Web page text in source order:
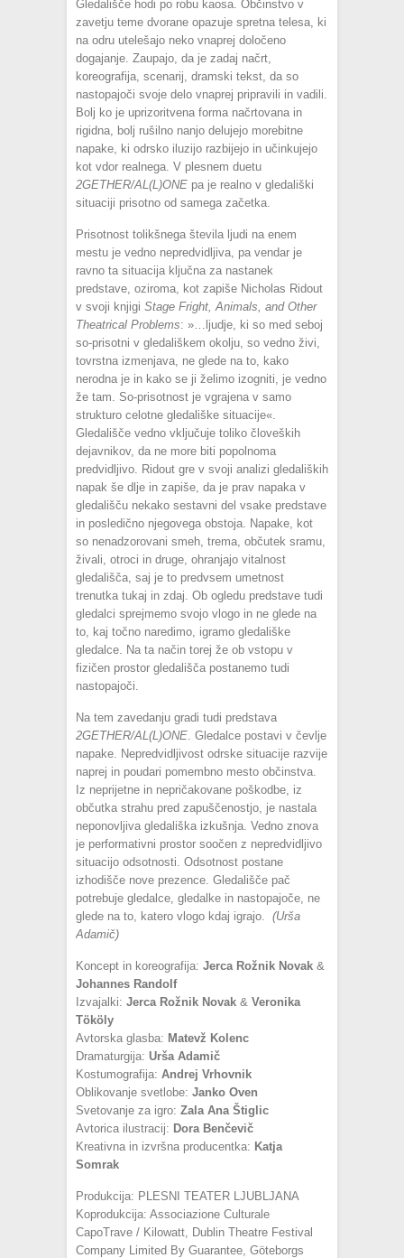
Gledališče hodi po robu kaosa. Občinstvo v
zavetju teme dvorane opazuje spretna telesa, ki
na odru utelešajo neko vnaprej določeno
dogajanje. Zaupajo, da je zadaj načrt,
koreografija, scenarij, dramski tekst, da so
nastopajoči svoje delo vnaprej pripravili in vadili.
Bolj ko je uprizoritvena forma načrtovana in
rigidna, bolj rušilno nanjo delujejo morebitne
napake, ki odrsko iluzijo razbijejo in učinkujejo
kot vdor realnega. V plesnem duetu
2GETHER/AL(L)ONE pa je realno v gledališki
situaciji prisotno od samega začetka.
Prisotnost tolikšnega števila ljudi na enem
mestu je vedno nepredvidljiva, pa vendar je
ravno ta situacija ključna za nastanek
predstave, oziroma, kot zapiše Nicholas Ridout
v svoji knjigi Stage Fright, Animals, and Other
Theatrical Problems: »…ljudje, ki so med seboj
so-prisotni v gledališkem okolju, so vedno živi,
tovrstna izmenjava, ne glede na to, kako
nerodna je in kako se ji želimo izogniti, je vedno
že tam. So-prisotnost je vgrajena v samo
strukturo celotne gledališke situacije«.
Gledališče vedno vključuje toliko človeških
dejavnikov, da ne more biti popolnoma
predvidljivo. Ridout gre v svoji analizi gledaliških
napak še dlje in zapiše, da je prav napaka v
gledališču nekako sestavni del vsake predstave
in posledično njegovega obstoja. Napake, kot
so nenadzorovani smeh, trema, občutek sramu,
živali, otroci in druge, ohranjajo vitalnost
gledališča, saj je to predvsem umetnost
trenutka tukaj in zdaj. Ob ogledu predstave tudi
gledalci sprejmemo svojo vlogo in ne glede na
to, kaj točno naredimo, igramo gledališke
gledalce. Na ta način torej že ob vstopu v
fizičen prostor gledališča postanemo tudi
nastopajoči.
Na tem zavedanju gradi tudi predstava
2GETHER/AL(L)ONE . Gledalce postavi v čevlje
napake. Nepredvidljivost odrske situacije razvije
naprej in poudari pomembno mesto občinstva.
Iz neprijetne in nepričakovane poškodbe, iz
občutka strahu pred zapuščenostjo, je nastala
neponovljiva gledališka izkušnja. Vedno znova
je performativni prostor soočen z nepredvidljivo
situacijo odsotnosti. Odsotnost postane
izhodišče nove prezence. Gledališče pač
potrebuje gledalce, gledalke in nastopajoče, ne
glede na to, katero vlogo kdaj igrajo. (Urša
Adamič)
Koncept in koreografija: Jerca Rožnik Novak &
Johannes Randolf
Izvajalki: Jerca Rožnik Novak & Veronika
Tököly
Avtorska glasba: Matevž Kolenc
Dramaturgija: Urša Adamič
Kostumografija: Andrej Vrhovnik
Oblikovanje svetlobe: Janko Oven
Svetovanje za igro: Zala Ana Štiglic
Avtorica ilustracij: Dora Benčevič
Kreativna in izvršna producentka: Katja
Somrak
Produkcija: PLESNI TEATER LJUBLJANA
Koprodukcija: Associazione Culturale
CapoTrave / Kilowatt, Dublin Theatre Festival
Company Limited By Guarantee, Göteborgs